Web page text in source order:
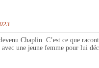
Chaplin. C’est ce que
une jeune femme pour lui